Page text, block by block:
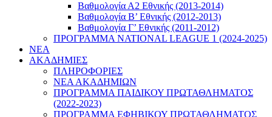
Βαθμολογία Α2 Εθνικής (2013-2014)
Βαθμολογία Β’ Εθνικής (2012-2013)
Βαθμολογία Γ’ Εθνικής (2011-2012)
ΠΡΟΓΡΑΜΜΑ NATIONAL LEAGUE 1 (2024-2025)
ΝΕΑ
ΑΚΑΔΗΜΙΕΣ
ΠΛΗΡΟΦΟΡΙΕΣ
ΝΕΑ ΑΚΑΔΗΜΙΩΝ
ΠΡΟΓΡΑΜΜΑ ΠΑΙΔΙΚΟΥ ΠΡΩΤΑΘΛΗΜΑΤΟΣ
(2022-2023)
ΠΡΟΓΡΑΜΜΑ ΕΦΗΒΙΚΟΥ ΠΡΩΤΑΘΛΗΜΑΤΟΣ